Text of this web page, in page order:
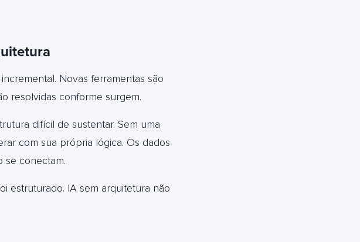
Novas ferramentas são
resolvidas conforme surgem.
difícil de sustentar. Sem uma
com sua própria lógica. Os dados
se conectam.
estruturado. IA sem arquitetura não